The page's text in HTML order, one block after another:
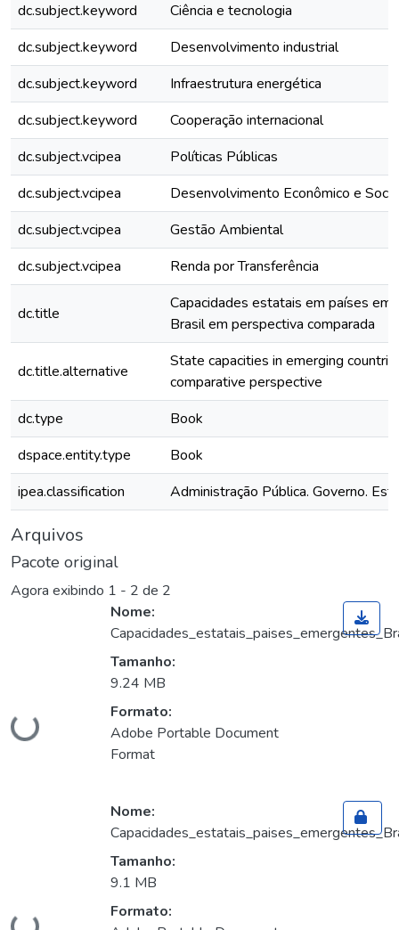
dc.subject.keyword
Ciência e tecnologia
dc.subject.keyword
Desenvolvimento industrial
dc.subject.keyword
Infraestrutura energética
dc.subject.keyword
Cooperação internacional
dc.subject.vcipea
Políticas Públicas
dc.subject.vcipea
Desenvolvimento Econômico e
dc.subject.vcipea
Gestão Ambiental
dc.subject.vcipea
Renda por Transferência
dc.title
Capacidades estatais em países
Brasil em perspectiva comparada
dc.title.alternative
State capacities in emerging
comparative perspective
dc.type
Book
dspace.entity.type
Book
ipea.classification
Administração Pública. Governo.
Arquivos
Pacote original
Agora exibindo 1 - 2 de 2
Carregando...
Nome:
Tamanho:
9.24 MB
Formato:
Adobe Portable Document
Format
Nome:
Tamanho:
9.1 MB
Formato: